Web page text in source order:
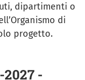
dipartimenti o
di
progetto.
2027 -